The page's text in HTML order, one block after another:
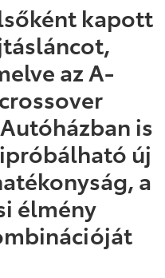
kapott
az A-
is
új
a
élmény